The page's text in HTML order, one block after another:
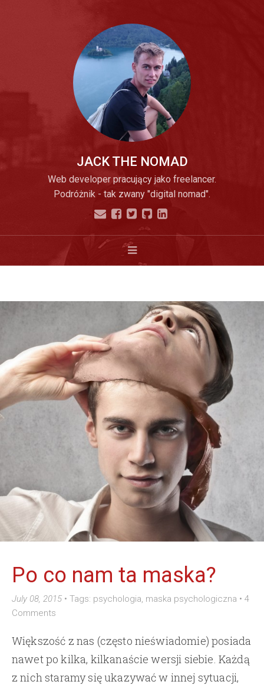
JACK THE NOMAD
Web developer pracujący jako freelancer.
Podróżnik - tak zwany "digital nomad".
O MNIE I O BLOGU
JTOM.ME
Po co nam ta maska?
July 08, 2015 • Tags: psychologia, maska psychologiczna • 4
Comments
Większość z nas (często nieświadomie) posiada
nawet po kilka, kilkanaście wersji siebie. Każdą
z nich staramy się ukazywać w innej sytuacji,